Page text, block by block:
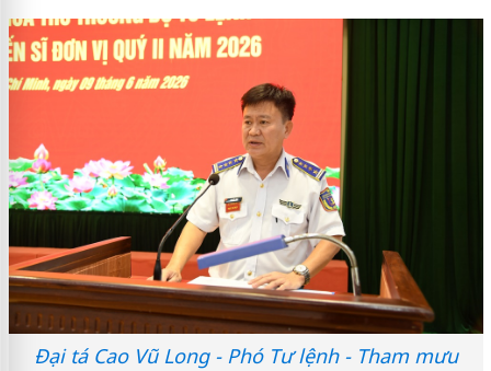
Đại tá Cao Vũ Long - Phó Tư lệnh - Tham mưu